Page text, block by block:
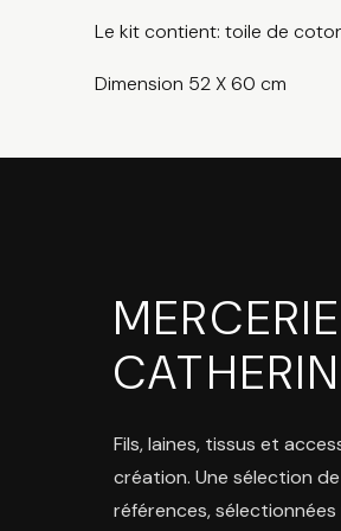
Le kit contient: toile de
Dimension 52 X 60 cm
MERCERIE
Fils, laines, tissus et
création. Une sélection
références, sélectionnées